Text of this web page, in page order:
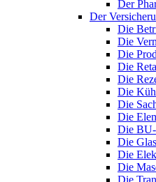
Der
Der
Die
Die
Die
Die
Die
Die
Die
Die
Die
Die
Die
Die
Die